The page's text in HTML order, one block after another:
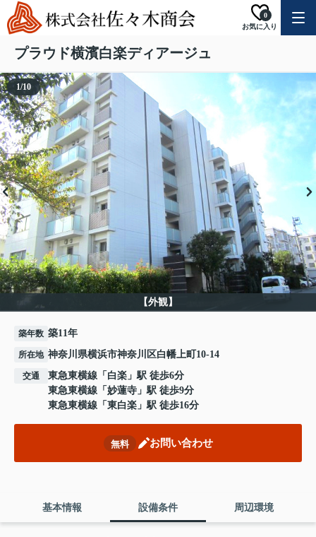
お気に入り
0
プラウド横濱白楽ディアージュ
【外観】
1/10
築年数 築11年
所在地 神奈川県横浜市神奈川区白幡上町10-14
交通 東急東横線 「 白楽 」駅 徒歩6分
東急東横線 「 妙蓮寺 」駅 徒歩9分
東急東横線 「 東白楽 」駅 徒歩16分
無料 お問い合わせ
基本情報 設備条件 周辺環境